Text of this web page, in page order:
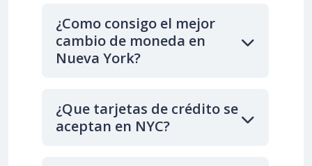
¿Como consigo el mejor
cambio de moneda en
Nueva York?
¿Que tarjetas de crédito se
aceptan en NYC?